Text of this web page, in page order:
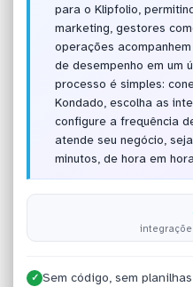
para o Klipfolio,
marketing, gestores
operações
de desempenho em um
processo é simples:
Kondado, escolha as
configure a frequência
atende seu negócio,
minutos, de hora em
✓ Sem código, sem planilhas